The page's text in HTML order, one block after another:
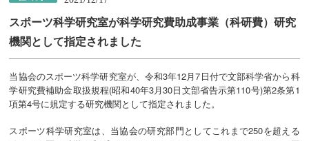
スポーツ科学研究室が科学研究費助成事業（科研費）研究
機関として指定されました
当協会のスポーツ科学研究室が、令和3年12月7日付で文部科学省から科
学研究費補助金取扱規程(昭和40年3月30日文部省告示第110号)第2条第1
項第4号に規定する研究機関として指定されました。
スポーツ科学研究室は、当協会の研究部門としてこれまで250を超える